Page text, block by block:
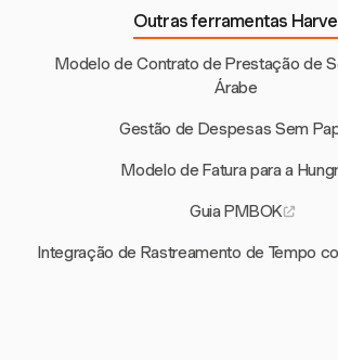
Outras ferramentas
Modelo de Contrato de Prestação de
Árabe
Gestão de Despesas Sem
Modelo de Fatura para a
Guia PMBOK
Integração de Rastreamento de Tempo